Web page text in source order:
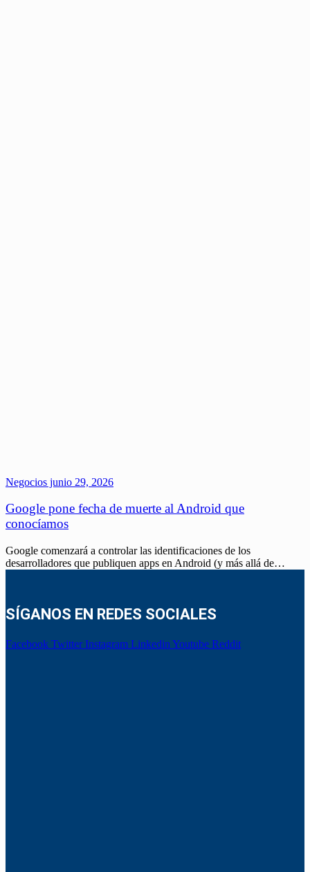
Negocios junio 29, 2026
Google pone fecha de muerte al Android que
conocíamos
Google comenzará a controlar las identificaciones de los
desarrolladores que publiquen apps en Android (y más allá de…
SÍGANOS EN REDES SOCIALES
Facebook Twitter Instagram Linkedin Youtube Reddit